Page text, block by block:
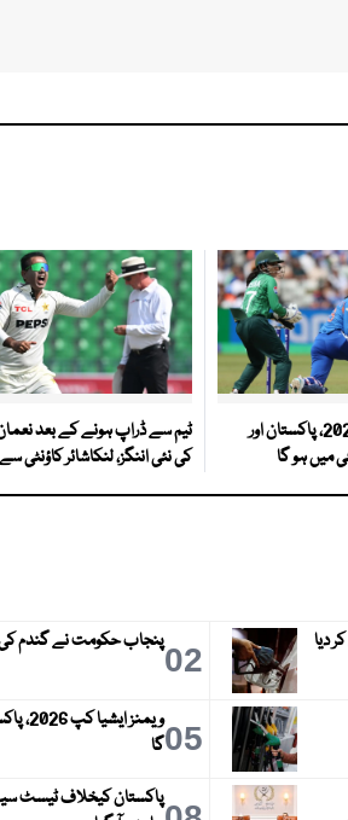
ویمنز ایشیا کپ 2026، پاکستان اور
میں ہو گا
ٹیم سے ڈراپ ہونے کے بعد
کی نئی اننگز، لنکاشائر کاؤنٹی
دیا 02پنجاب حکومت نے گندم
05
ویمنز
گا